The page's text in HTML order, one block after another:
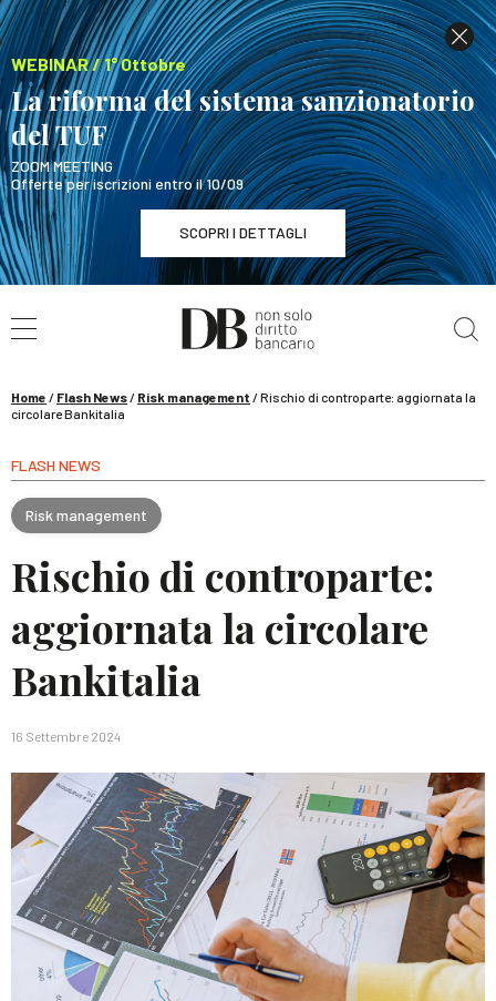
WEBINAR / 1° Ottobre
La riforma del sistema sanzionatorio
del TUF
ZOOM MEETING
Offerte per iscrizioni entro il 10/09
SCOPRI I DETTAGLI
WEBINAR / 1° Ottobre
La riforma del sistema sanzionatorio del TUF
Home / Flash News/ Risk management /Rischio di controparte: aggiornata la
circolare Bankitalia
FLASH NEWS
Risk management
Rischio di controparte:
aggiornata la circolare
Bankitalia
16 Settembre 2024